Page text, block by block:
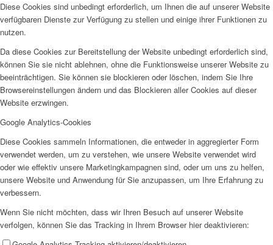
Ehrenamt
Jobs
Diese Cookies sind unbedingt erforderlich, um Ihnen die auf unserer Website
verfügbaren Dienste zur Verfügung zu stellen und einige ihrer Funktionen zu
nutzen.
Da diese Cookies zur Bereitstellung der Website unbedingt erforderlich sind,
können Sie sie nicht ablehnen, ohne die Funktionsweise unserer Website zu
beeinträchtigen. Sie können sie blockieren oder löschen, indem Sie Ihre
Browsereinstellungen ändern und das Blockieren aller Cookies auf dieser
Website erzwingen.
Google Analytics-Cookies
Diese Cookies sammeln Informationen, die entweder in aggregierter Form
verwendet werden, um zu verstehen, wie unsere Website verwendet wird
oder wie effektiv unsere Marketingkampagnen sind, oder um uns zu helfen,
unsere Website und Anwendung für Sie anzupassen, um Ihre Erfahrung zu
verbessern.
Wenn Sie nicht möchten, dass wir Ihren Besuch auf unserer Website
verfolgen, können Sie das Tracking in Ihrem Browser hier deaktivieren: